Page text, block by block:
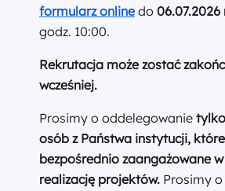
formularz online do 06.07.2026
godz. 10:00.
Rekrutacja może zostać
wcześniej.
Prosimy o oddelegowanie
osób z Państwa instytucji, które
bezpośrednio zaangażowane w
realizację projektów. Prosimy o